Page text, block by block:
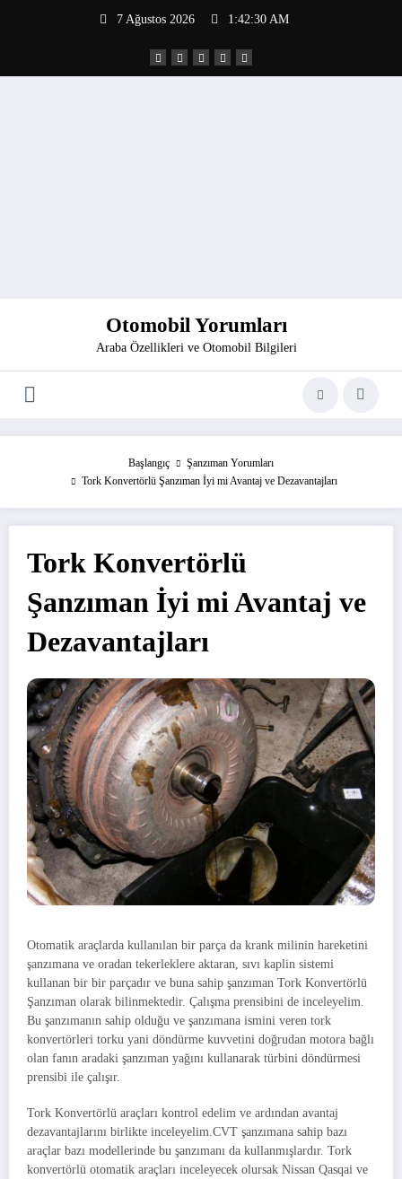
7 Ağustos 2026 1:42:31 AM
Otomobil Yorumları
Araba Özellikleri ve Otomobil Bilgileri
Başlangıç
Şanzıman Yorumları
Tork Konvertörlü Şanzıman İyi mi Avantaj ve Dezavantajları
Tork Konvertörlü
Şanzıman İyi mi Avantaj ve
Dezavantajları
Otomatik araçlarda kullanılan bir parça da krank milinin hareketini
şanzımana ve oradan tekerleklere aktaran, sıvı kaplin sistemi
kullanan bir bir parçadır ve buna sahip şanzıman Tork Konvertörlü
Şanzıman olarak bilinmektedir. Çalışma prensibini de inceleyelim.
Bu şanzımanın sahip olduğu ve şanzımana ismini veren tork
konvertörleri torku yani döndürme kuvvetini doğrudan motora bağlı
olan fanın aradaki şanzıman yağını kullanarak türbini döndürmesi
prensibi ile çalışır.
Tork Konvertörlü araçları kontrol edelim ve ardından avantaj
dezavantajlarını birlikte inceleyelim.CVT şanzımana sahip bazı
araçlar bazı modellerinde bu şanzımanı da kullanmışlardır. Tork
konvertörlü otomatik araçları inceleyecek olursak Nissan Qasqai ve